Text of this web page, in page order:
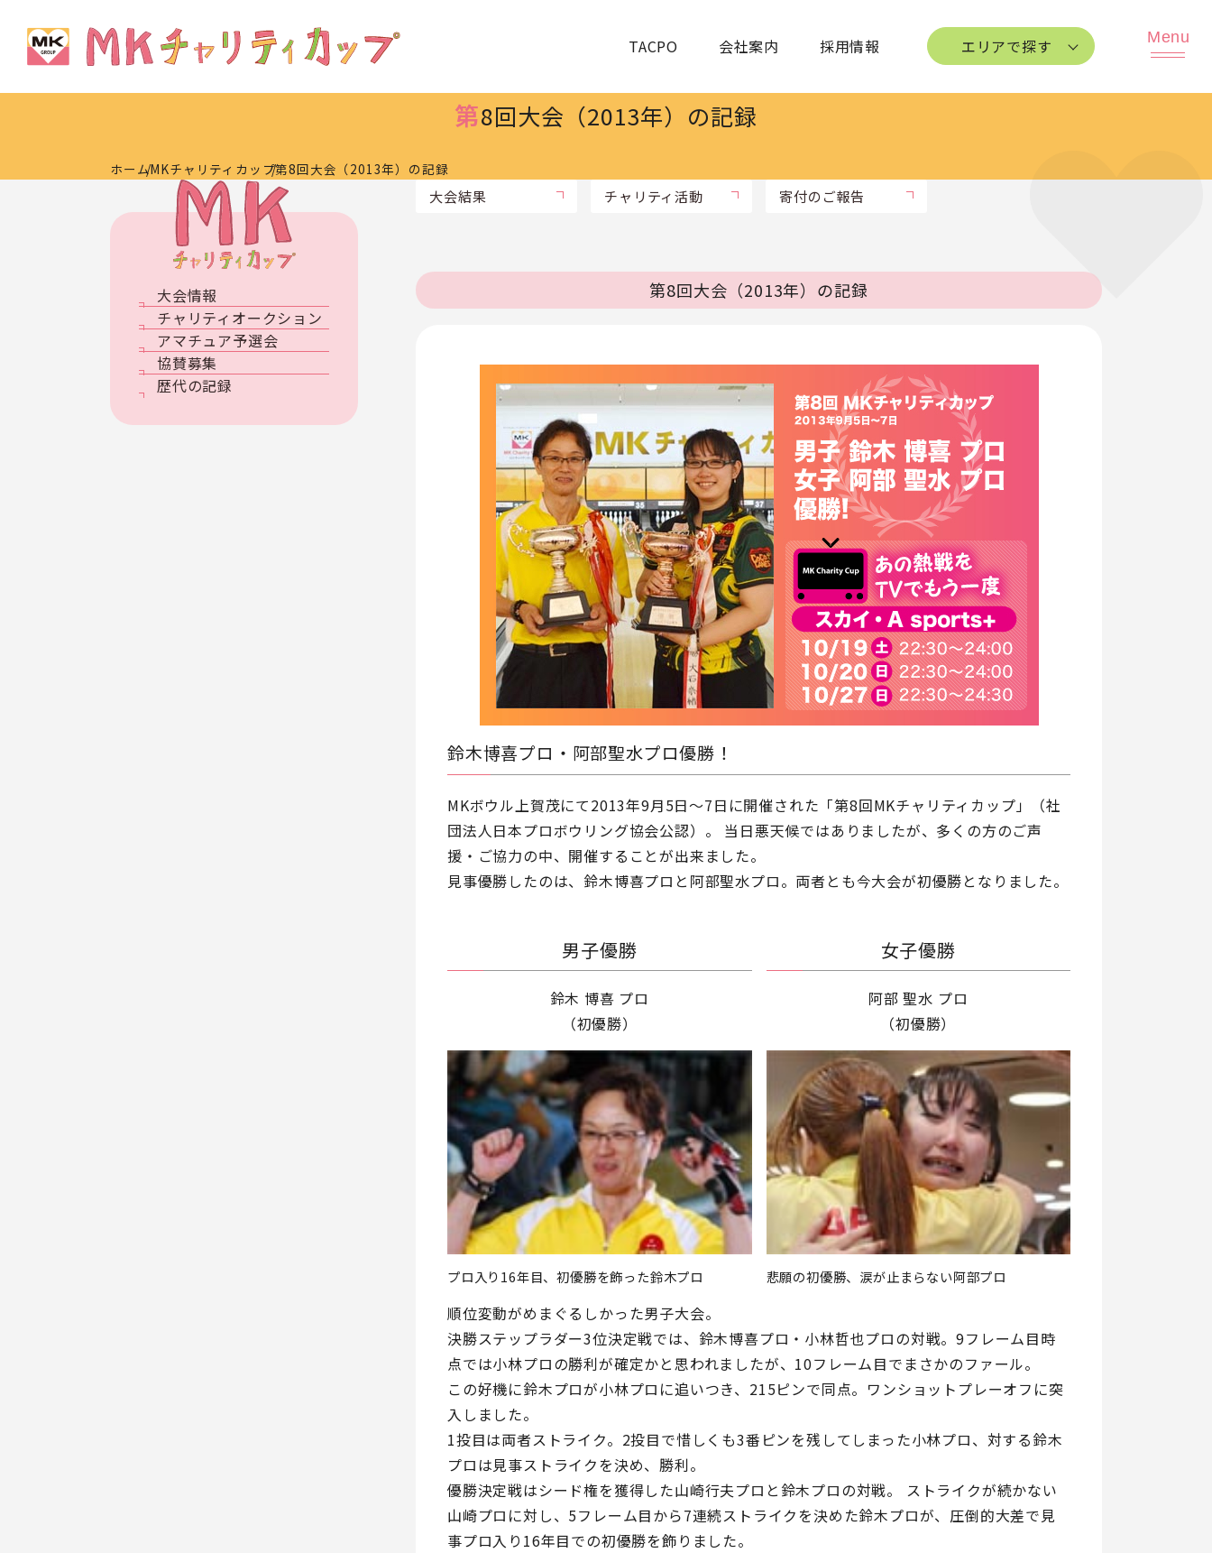
TACPO 会社案内 採用情報 エリアで探す
第8回大会（2013年）の記録
ホームMKチャリティカップ第8回大会（2013年）の記録
大会結果 チャリティ活動 寄付のご報告
第8回大会（2013年）の記録
鈴木博喜プロ・阿部聖水プロ優勝！
MKボウル上賀茂にて2013年9月5日～7日に開催された「第8回MKチャリティカップ」（社
団法人日本プロボウリング協会公認）。 当日悪天候ではありましたが、多くの方のご声
援・ご協力の中、開催することが出来ました。
見事優勝したのは、鈴木博喜プロと阿部聖水プロ。両者とも今大会が初優勝となりました。
男子優勝
鈴木 博喜 プロ
（初優勝）
プロ入り16年目、初優勝を飾った鈴木プロ
女子優勝
阿部 聖水 プロ
（初優勝）
悲願の初優勝、涙が止まらない阿部プロ
順位変動がめまぐるしかった男子大会。
決勝ステップラダー3位決定戦では、鈴木博喜プロ・小林哲也プロの対戦。9フレーム目時
点では小林プロの勝利が確定かと思われましたが、10フレーム目でまさかのファール。
この好機に鈴木プロが小林プロに追いつき、215ピンで同点。ワンショットプレーオフに突
入しました。
1投目は両者ストライク。2投目で惜しくも3番ピンを残してしまった小林プロ、対する鈴木
プロは見事ストライクを決め、勝利。
優勝決定戦はシード権を獲得した山崎行夫プロと鈴木プロの対戦。 ストライクが続かない
山崎プロに対し、5フレーム目から7連続ストライクを決めた鈴木プロが、圧倒的大差で見
事プロ入り16年目での初優勝を飾りました。
大会情報
チャリティオークション
アマチュア予選会
協賛募集
歴代の記録